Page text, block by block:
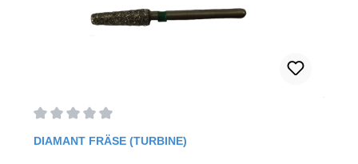
Durchschnittliche Bewertung von 0 von 5 Sternen
DIAMANT FRÄSE (TURBINE)